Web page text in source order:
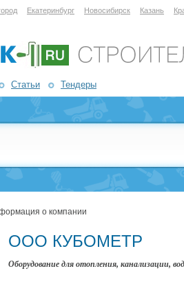
Екатеринбург Новосибирск Казань
Статьи Тендеры
о компании
ООО КУБОМЕТР
Оборудование для отопления, канализации,